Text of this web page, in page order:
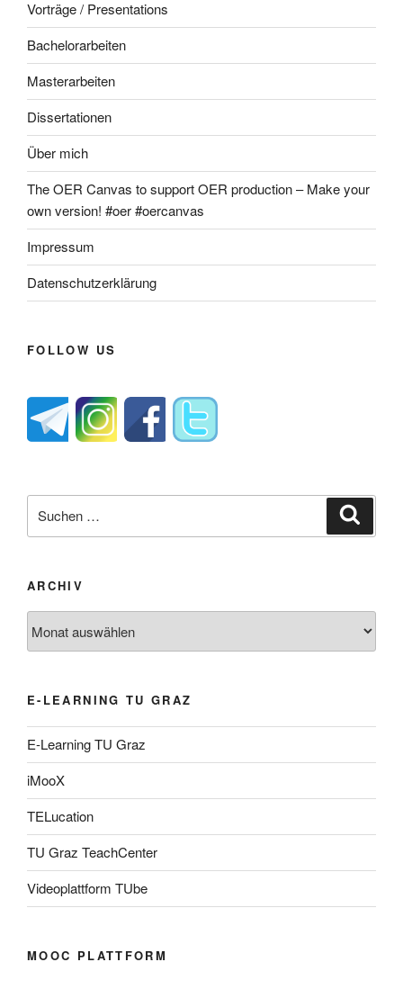
Vorträge / Presentations
Bachelorarbeiten
Masterarbeiten
Dissertationen
Über mich
The OER Canvas to support OER production – Make your
own version! #oer #oercanvas
Impressum
Datenschutzerklärung
FOLLOW US
nach:
ARCHIV
E-LEARNING TU GRAZ
E-Learning TU Graz
iMooX
TELucation
TU Graz TeachCenter
Videoplattform TUbe
MOOC PLATTFORM